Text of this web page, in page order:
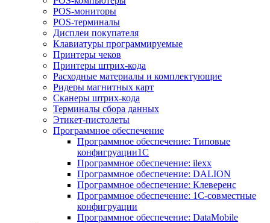
POS-мониторы
POS-терминалы
Дисплеи покупателя
Клавиатуры программируемые
Принтеры чеков
Принтеры штрих-кода
Расходные материалы и комплектующие
Ридеры магнитных карт
Сканеры штрих-кода
Терминалы сбора данных
Этикет-пистолеты
Программное обеспечение
Программное обеспечение: Типовые
конфигруации1С
Программное обеспечение: ilexx
Программное обеспечение: DALION
Программное обеспечение: Клеверенс
Программное обеспечение: 1С-совместные
конфигруации
Программное обеспечение: DataMobile